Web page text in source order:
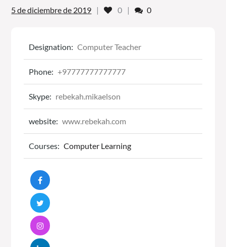
5 de diciembre de 2019 Likes
0 Comments
0
Designation: Computer Teacher
Phone: +97777777777777
Skype: rebekah.mikaelson
website: www.rebekah.com
Courses: Computer Learning